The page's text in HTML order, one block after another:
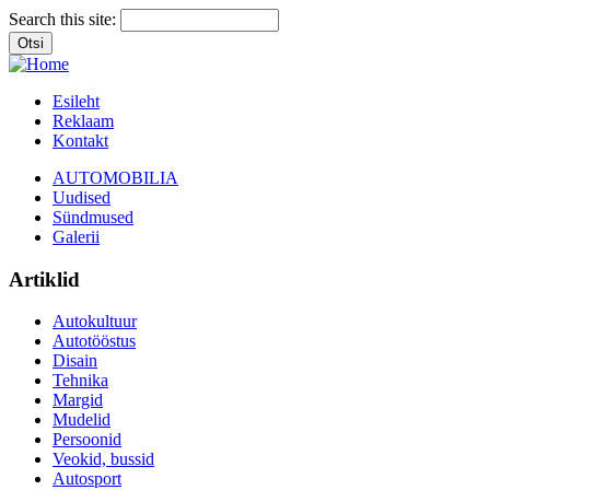
Search this site:
Esileht
Reklaam
Kontakt
AUTOMOBILIA
Uudised
Sündmused
Galerii
Artiklid
Autokultuur
Autotööstus
Disain
Tehnika
Margid
Mudelid
Persoonid
Veokid, bussid
Autosport